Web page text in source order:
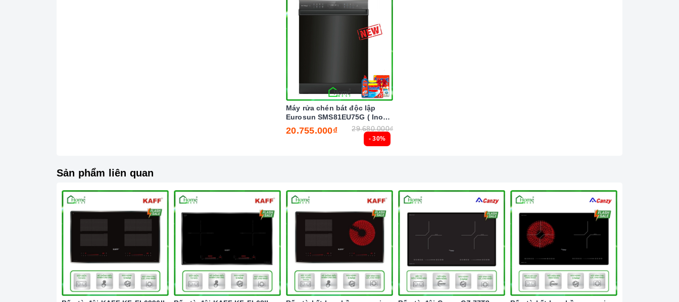
Tránh trường hợp trẻ nghịch ngợm bấm lung tung làm thay đổi chương trình nấu
Người nấu không cần canh thời gian, an toàn trong quá trình nấu mà món ăn
vẫn đảm bảo được nấu chín, giữ được hương vị và thành phần dinh dưỡng trong thức ăn.
nhận diện được thiết bị đun nấu và hoạt động.
Nếu nước hoặc thức ăn bị tràn ra mặt bếp, cảm ứng sẽ phát ra tiếng
Chức năng Cảm ứng quá nhiệt:
cảnh báo cho người dùng mã lỗi E1 trên bảng điều khiển.
Chức năng Hâm nóng:Bạn chỉ cần đơn giản nhấn nút chức năng này và đểbếptự điều chỉnh công suất
Giúp bạn có thể tạm dừng cài đặt chương trình, nghĩa là các vùng nấu có thể bị
tạm dừng và sau đó khi nhấn lại, nó sẽ tiếp tục quá trình nấu.
- 30%
Máy rửa chén bát độc lập
Eurosun SMS81EU75G ( Inox
BLACK ) Serial 7
20.755.000₫ 29.680.000₫
Sản phẩm liên quan